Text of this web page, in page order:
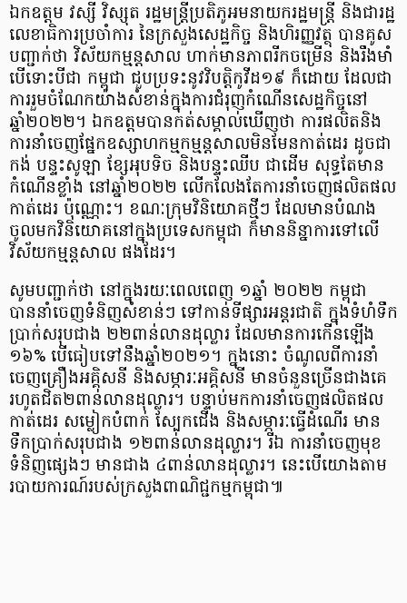
ឯកឧត្តម វស្សី វិស្សុត រដ្ឋមន្រ្តីប្រតិភូអមនាយករដ្ឋមន្រ្តី និងជារដ្ឋ
លេខាធិការប្រចាំការ នៃក្រសួងសេដ្ឋកិច្ច និងហិរញ្ញវត្ថុ បានគូស
បញ្ជាក់ថា វិស័យកម្មន្តសាល ហាក់មានភាពរីកចម្រើន និងរឹងមាំ
បើទោះបីជា កម្ពុជា ជួបប្រទះនូវវិបត្តិកូវីដ១៩ ក៏ដោយ ដែលជា
ការរួមចំណែកយ៉ាងសំខាន់ក្នុងការជំរុញកំណើនសេដ្ឋកិច្ចនៅ
ឆ្នាំ២០២២។ ឯកឧត្តមបានកត់សម្គាល់ឃើញថា ការផលិតនិង
ការនាំចេញផ្នែកឧស្សាហកម្មកម្មន្តសាលមិនមែនកាត់ដេរ ដូចជា
កង់ បន្ទះសូឡា ខ្សែអុបទិច និងបន្ទះឈីប ជាដើម សុទ្ធតែមាន
កំណើនខ្លាំង នៅឆ្នាំ២០២២ លើកលែងតែការនាំចេញផលិតផល
កាត់ដេរ ប៉ុណ្ណោះ។ ខណៈក្រុមវិនិយោគថ្មីៗ ដែលមានបំណង
ចូលមកវិនិយោគនៅក្នុងប្រទេសកម្ពុជា ក៏មាននិន្នាការទៅលើ
វិស័យកម្មន្តសាល ផងដែរ។
សូមបញ្ជាក់ថា នៅក្នុងរយៈពេលពេញ ១ឆ្នាំ ២០២២ កម្ពុជា
បាននាំចេញទំនិញសំខាន់ៗ ទៅកាន់ទីផ្សារអន្តរជាតិ ក្នុងទំហំទឹក
ប្រាក់សរុបជាង ២២ពាន់លានដុល្លារ ដែលមានការកើនឡើង
១៦% បើធៀបទៅនឹងឆ្នាំ២០២១។ ក្នុងនោះ ចំណូលពីការនាំ
ចេញគ្រឿងអគ្គិសនី និងសម្ភារៈអគ្គិសនី មានចំនួនច្រើនជាងគេ
រហូតជិត២ពាន់លានដុល្លារ។ បន្ទាប់មកការនាំចេញផលិតផល
កាត់ដេរ សម្លៀកបំពាក់ ស្បែកជើង និងសម្ភារៈធ្វើដំណើរ មាន
ទឹកប្រាក់សរុបជាង ១២ពាន់លានដុល្លារ។ រីឯ ការនាំចេញមុខ
ទំនិញផ្សេងៗ មានជាង ៤ពាន់លានដុល្លារ។ នេះបើយោងតាម
របាយការណ៍របស់ក្រសួងពាណិជ្ជកម្មកម្ពុជា៕